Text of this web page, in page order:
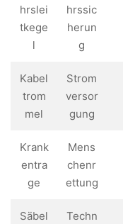
hrslei
tkege
l
hrssic
herun
g
Kabel
trom
mel
Strom
versor
gung
Krank
entra
ge
Mens
chenr
ettung
Säbel
Techn